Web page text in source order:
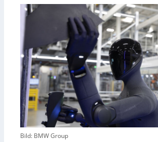
E
a
s
c
h
i
e
n
v
n
u
t
z
e
C
l
o
u
Bild: BMW Group